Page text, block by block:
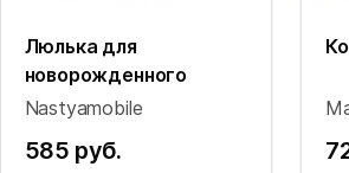
Люлька для
новорожденного
Nastyamobile
585 руб.